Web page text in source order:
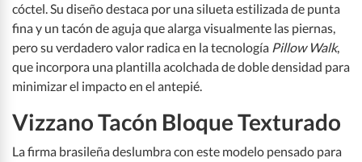
cóctel. Su diseño destaca por una silueta estilizada de punta
fina y un tacón de aguja que alarga visualmente las piernas,
pero su verdadero valor radica en la tecnología Pillow Walk,
que incorpora una plantilla acolchada de doble densidad para
minimizar el impacto en el antepié.
Vizzano Tacón Bloque Texturado
La firma brasileña deslumbra con este modelo pensado para